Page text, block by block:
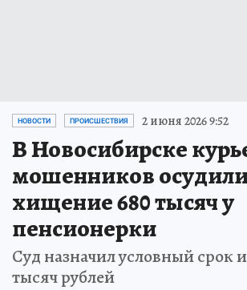
НОВОСТИ ПРОИСШЕСТВИЯ 2 июня 2026 9:52
В Новосибирске
мошенников
хищение 680 тысяч у
пенсионерки
Суд назначил условный срок
тысяч рублей